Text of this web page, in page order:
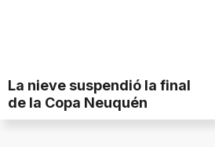
La nieve suspendió la final
de la Copa Neuquén